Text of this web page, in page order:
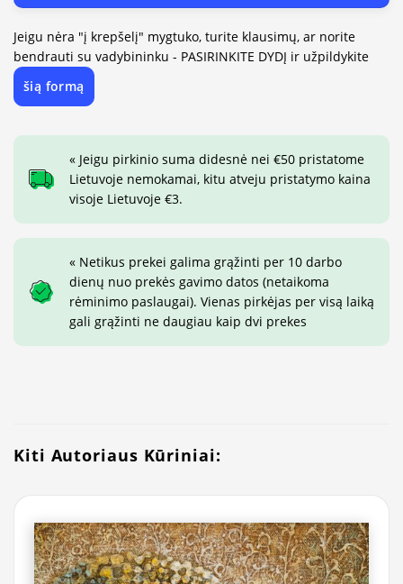
Jeigu nėra "į krepšelį" mygtuko, turite klausimų, ar norite
bendrauti su vadybininku - PASIRINKITE DYDĮ ir užpildykite
šią formą
« Jeigu pirkinio suma didesnė nei €50 pristatome
Lietuvoje nemokamai, kitu atveju pristatymo kaina
visoje Lietuvoje €3.
« Netikus prekei galima grąžinti per 10 darbo
dienų nuo prekės gavimo datos (netaikoma
rėminimo paslaugai). Vienas pirkėjas per visą laiką
gali grąžinti ne daugiau kaip dvi prekes
Kiti Autoriaus Kūriniai: